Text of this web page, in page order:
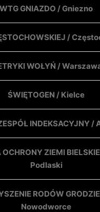
WTG GNIAZDO / Gniezno
/
WOŁYŃ /
ŚWIĘTOGEN / Kielce
INDEKSACYJNY /
OCHRONY ZIEMI
Podlaski
RODÓW
Nowodworce